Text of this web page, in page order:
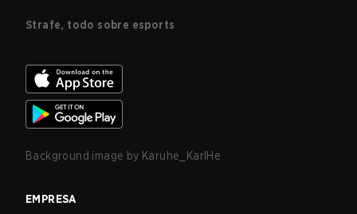
Strafe, todo sobre esports
Background image by Karuhe_KarlHe
EMPRESA